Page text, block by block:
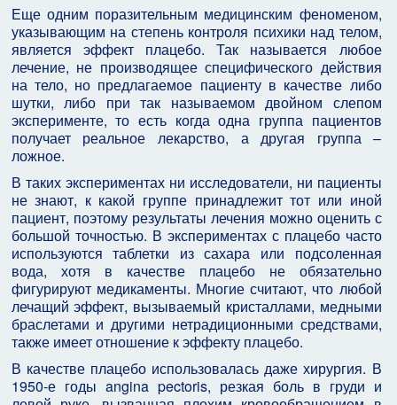
Еще одним поразительным медицинским феноменом,
указывающим на степень контроля психики над телом,
является эффект плацебо. Так называется любое
лечение, не производящее специфического действия
на тело, но предлагаемое пациенту в качестве либо
шутки, либо при так называемом двойном слепом
эксперименте, то есть когда одна группа пациентов
получает реальное лекарство, а другая группа –
ложное.
В таких экспериментах ни исследователи, ни пациенты
не знают, к какой группе принадлежит тот или иной
пациент, поэтому результаты лечения можно оценить с
большой точностью. В экспериментах с плацебо часто
используются таблетки из сахара или подсоленная
вода, хотя в качестве плацебо не обязательно
фигурируют медикаменты. Многие считают, что любой
лечащий эффект, вызываемый кристаллами, медными
браслетами и другими нетрадиционными средствами,
также имеет отношение к эффекту плацебо.
В качестве плацебо использовалась даже хирургия. В
1950-е годы angina pectoris, резкая боль в груди и